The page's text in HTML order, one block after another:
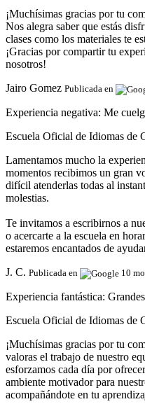
¡Muchísimas gracias por tu
Nos alegra saber que estás
clases como los materiales te
¡Gracias por compartir tu
nosotros!
Jairo Gomez Publicada en
Experiencia negativa: Me
Escuela Oficial de Idiomas de
Lamentamos mucho la
momentos recibimos un gran
difícil atenderlas todas al
molestias.
Te invitamos a escribirnos a
o acercarte a la escuela en
estaremos encantados de
J. C. Publicada en 10
Experiencia fantástica:
Escuela Oficial de Idiomas de
¡Muchísimas gracias por tu
valoras el trabajo de nuestro
esforzamos cada día por
ambiente motivador para
acompañándote en tu